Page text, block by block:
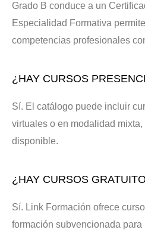
Grado B conduce a un
Especialidad Formativa
competencias profesionales
¿HAY CURSOS
Sí. El catálogo puede incluir
virtuales o en modalidad
disponible.
¿HAY CURSOS
Sí. Link Formación ofrece
formación subvencionada